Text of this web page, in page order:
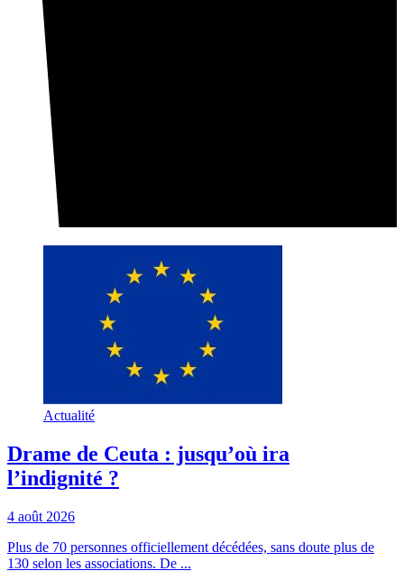
Actualité
Drame de Ceuta : jusqu’où ira
l’indignité ?
4 août 2026
Plus de 70 personnes officiellement décédées, sans doute plus de
130 selon les associations. De ...